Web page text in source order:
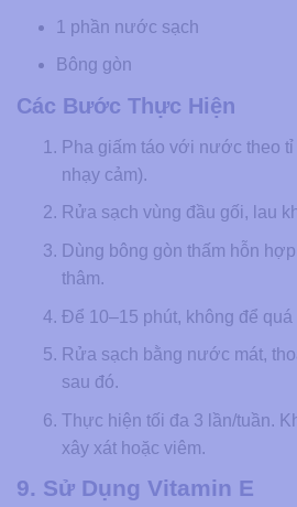
1 phần nước sạch
Bông gòn
Các Bước Thực Hiện
Pha giấm táo với nước theo
nhạy cảm).
Rửa sạch vùng đầu gối, lau
Dùng bông gòn thấm hỗn
thâm.
Để 10–15 phút, không để quá
Rửa sạch bằng nước mát,
sau đó.
Thực hiện tối đa 3 lần/tuần.
xây xát hoặc viêm.
9. Sử Dụng Vitamin E